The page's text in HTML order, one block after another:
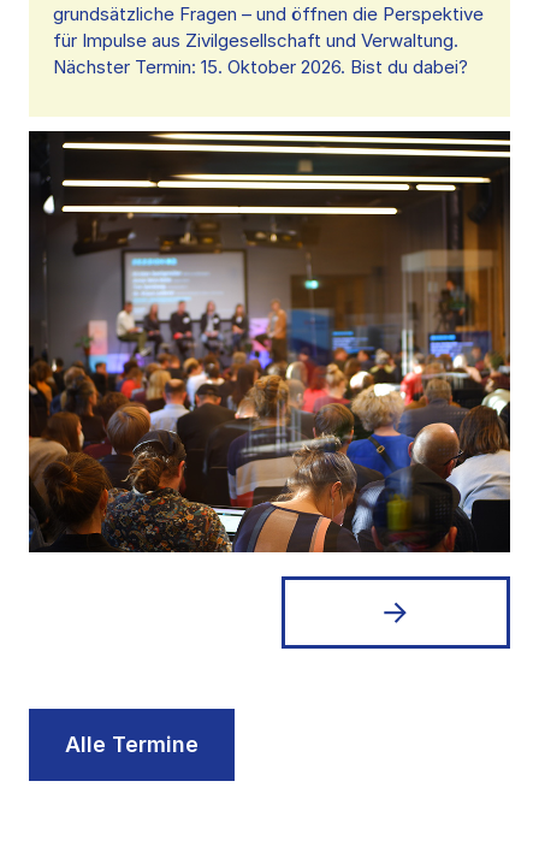
grundsätzliche Fragen – und öffnen die Perspektive
für Impulse aus Zivilgesellschaft und Verwaltung.
Nächster Termin: 15. Oktober 2026. Bist du dabei?
Alle Termine